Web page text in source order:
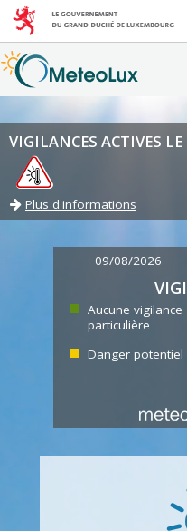
VIGILANCES ACTIVES LE
Plus d'informations
09/08/2026
Aucune vigilance
particulière
Danger potentiel